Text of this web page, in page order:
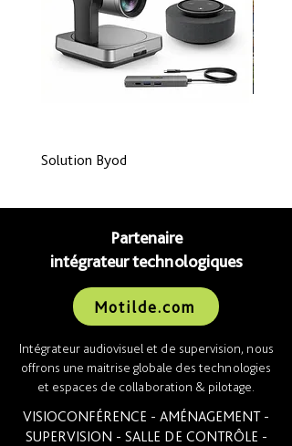
Solution Byod
Partenaire
intégrateur technologiques
Motilde.com
Intégrateur audiovisuel et de supervision, nous
offrons une maitrise globale des technologies
et espaces de collaboration & pilotage.
VISIOCONFÉRENCE - AMÉNAGEMENT -
SUPERVISION - SALLE DE CONTRÔLE -